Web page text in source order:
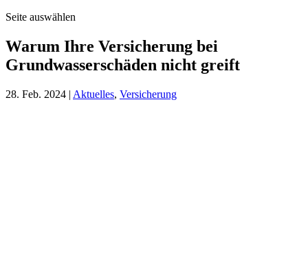
Seite auswählen
Warum Ihre Versicherung bei
Grundwasserschäden nicht greift
28. Feb. 2024 | Aktuelles, Versicherung